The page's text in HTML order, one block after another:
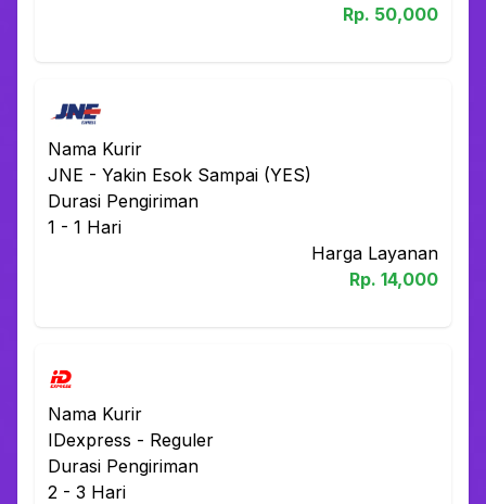
Rp. 50,000
Nama Kurir
JNE - Yakin Esok Sampai (YES)
Durasi Pengiriman
1 - 1 Hari
Harga Layanan
Rp. 14,000
Nama Kurir
IDexpress - Reguler
Durasi Pengiriman
2 - 3 Hari